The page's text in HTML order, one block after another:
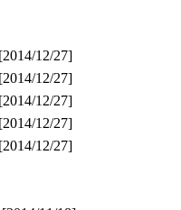
[2014/12/27]
[2014/12/27]
[2014/12/27]
[2014/12/27]
[2014/12/27]